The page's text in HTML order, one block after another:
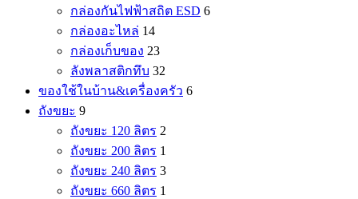
กล่องกันไฟฟ้าสถิต ESD 6
กล่องอะไหล่ 14
กล่องเก็บของ 23
ลังพลาสติกทึบ 32
ของใช้ในบ้าน&เครื่องครัว 6
ถังขยะ 9
ถังขยะ 120 ลิตร 2
ถังขยะ 200 ลิตร 1
ถังขยะ 240 ลิตร 3
ถังขยะ 660 ลิตร 1